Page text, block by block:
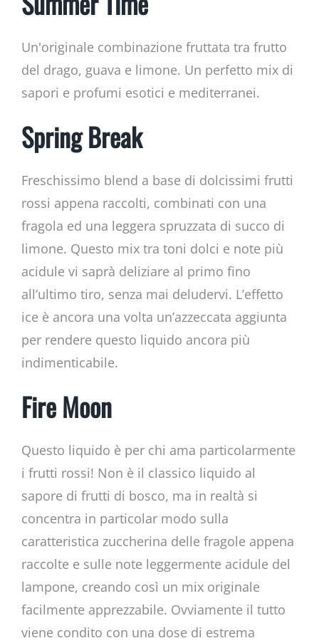
Un'originale combinazione fruttata tra frutto
del drago, guava e limone. Un perfetto mix di
sapori e profumi esotici e mediterranei.
Spring Break
Freschissimo blend a base di dolcissimi frutti
rossi appena raccolti, combinati con una
fragola ed una leggera spruzzata di succo di
limone. Questo mix tra toni dolci e note più
acidule vi saprà deliziare al primo fino
all’ultimo tiro, senza mai deludervi. L’effetto
ice è ancora una volta un’azzeccata aggiunta
per rendere questo liquido ancora più
indimenticabile.
Fire Moon
Questo liquido è per chi ama particolarmente
i frutti rossi! Non è il classico liquido al
sapore di frutti di bosco, ma in realtà si
concentra in particolar modo sulla
caratteristica zuccherina delle fragole appena
raccolte e sulle note leggermente acidule del
lampone, creando così un mix originale
facilmente apprezzabile. Ovviamente il tutto
viene condito con una dose di estrema